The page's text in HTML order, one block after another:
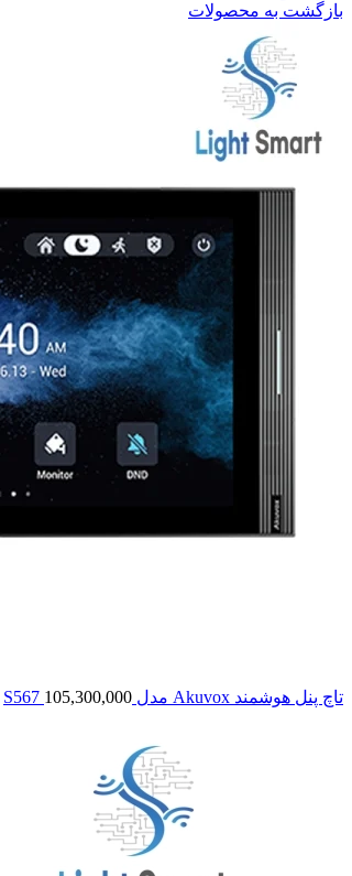
بازگشت به محصولات
تاچ پنل هوشمند Akuvox مدل S567 105,300,000